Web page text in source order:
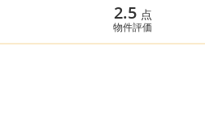
2.5 点
物件評価